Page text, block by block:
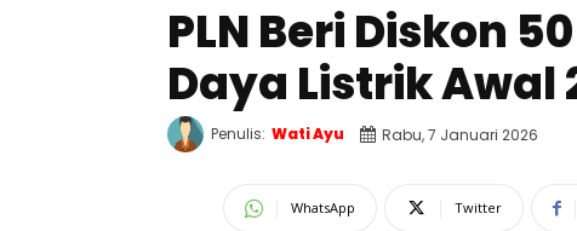
PLN Beri Diskon
Daya Listrik Awal
Penulis: Wati Ayu Rabu, 7 Januari 2026
WhatsApp Twitter